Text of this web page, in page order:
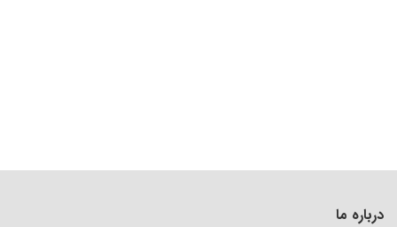
درباره ما